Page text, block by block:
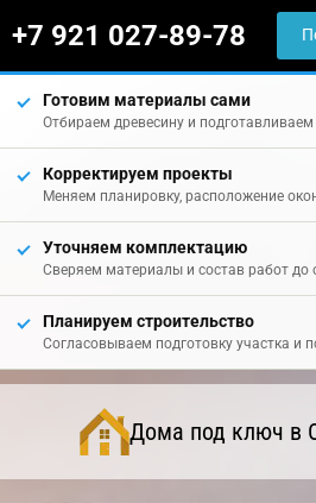
+7 921 027-89-78
Готовим материалы сами
Отбираем древесину и
Корректируем проекты
Меняем планировку, расположение
Уточняем комплектацию
Сверяем материалы и состав работ до
Планируем строительство
Согласовываем подготовку участка и
Дома под ключ в